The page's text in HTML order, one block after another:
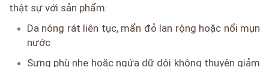
thật sự với sản phẩm:
Da nóng rát liên tục, mẩn đỏ lan rộng hoặc nổi mụn
nước
Sưng phù nhẹ hoặc ngứa dữ dội không thuyên giảm